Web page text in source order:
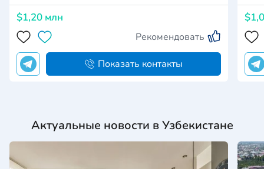
$1,20 млн
Рекомендовать
Показать контакты
Актуальные новости в Узбекистане